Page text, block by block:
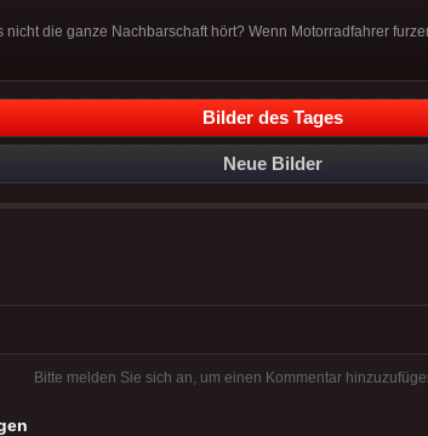
nicht die ganze Nachbarschaft hört? Wenn Motorradfahrer
Bilder des Tages
Neue Bilder
Bitte melden Sie sich an, um einen Kommentar